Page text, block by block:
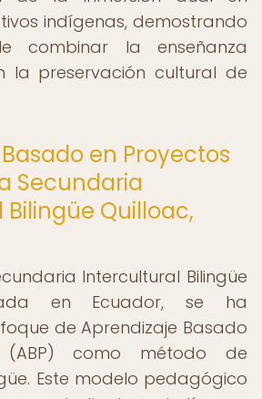
indígenas, demostrando
combinar la enseñanza
la preservación cultural de
en Proyectos
Secundaria
Quilloac,
Intercultural Bilingüe
en Ecuador, se ha
de Aprendizaje Basado
(ABP) como método de
Este modelo pedagógico